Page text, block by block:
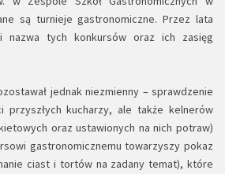
są turnieje gastronomiczne. Przez lata
i nazwa tych konkursów oraz ich zasięg
jednak niezmienny – sprawdzenie
przyszłych kucharzy, ale także kelnerów
oraz ustawionych na nich potraw)
gastronomicznemu towarzyszy pokaz
ciast i tortów na zadany temat), które